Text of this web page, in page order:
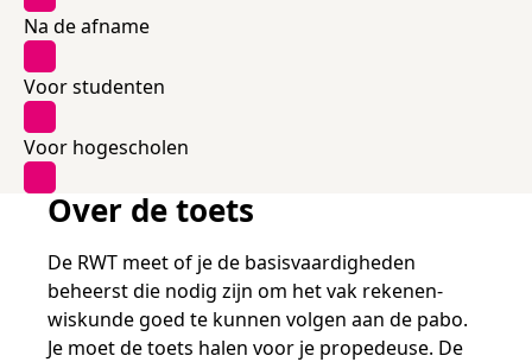
Bestellen
Jaarkalender
Samen bouwen voor het vo
Nieuwsbrief Kijk- en luistertoetsen
Ondersteuning
Reken- en taalontwikkeling
Op de hoogte blijven
Training Toetsdeskundige
Training Examencommissie
Aanmelden nieuwsbrief ho
Snel naar
Academische Woordenschattoets
Onze opdrachtgevers
Alfabetisering
Snel naar
Alfa-toetsen Volwassenenonderwijs
Alfa-toetsen ISK
Meer (beroeps)examens
Vakmanschap Warmtepomp
Vakmanschap Zonnestroom
NLQF kwalificatie
Zorg & welzijn
Nienke Elijzen
Kim Hendriks-Cornelissen
Peter van den Berg
Promotieonderzoek
Snel naar
Themadossier basisvaardigheden
Een toets beoordelen
De leeropbrengst van toetsen
Toetstechnische begrippenlijst
Werken bij
Docenten gezocht
Zzp-trainers gezocht
Collega's aan het woord
Na de afname
Voor studenten
Voor hogescholen
Over de toets
De RWT meet of je de basisvaardigheden
beheerst die nodig zijn om het vak rekenen-
wiskunde goed te kunnen volgen aan de pabo.
Je moet de toets halen voor je propedeuse. De